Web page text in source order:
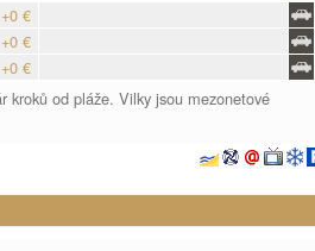
+0 €
+0 €
+0 €
kroků od pláže. Vilky jsou mezonetové